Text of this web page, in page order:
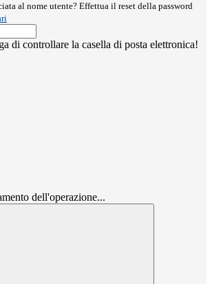
al nome utente? Effettua il reset della password
di controllare la casella di posta elettronica!
dell'operazione...